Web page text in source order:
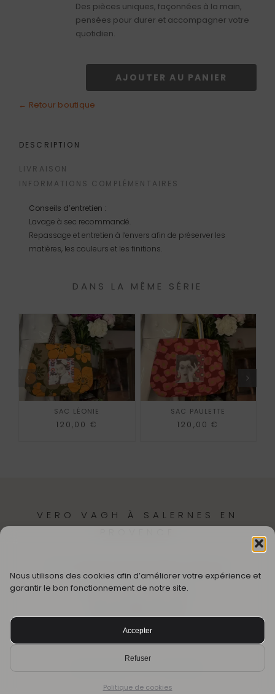
Nous utilisons des cookies afin d’améliorer votre expérience et
garantir le bon fonctionnement de notre site.
Accepter
Refuser
Politique de cookies
Des pièces uniques, façonnées à la main,
pensées pour durer et accompagner votre
quotidien.
de
AJOUTER AU PANIER
← Retour boutique
DESCRIPTION
LIVRAISON
INFORMATIONS COMPLÉMENTAIRES
Conseils d’entretien :
Lavage à sec recommandé.
Repassage et entretien à l’envers afin de préserver les
matières, les couleurs et les finitions.
DANS LA MÊME SÉRIE
SAC LÉONIE
120,00 €
SAC PAULETTE
120,00€
VERO VAGH À SALERNES EN
SUIVEZ MON UNIVERS
© CRÉÉ AVEC ❤️ PAR VÉRO VAGH